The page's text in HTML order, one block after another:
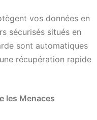
vos données en
sécurisés situés en
sont automatiques
récupération rapide
les Menaces